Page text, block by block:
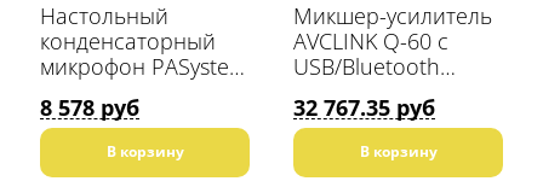
Настольный
конденсаторный
микрофон PASystem
В корзину
8 578 руб
Микшер-усилитель
AVCLINK Q-60 с
USB/Bluetooth
плеером Мощность
(100В): 1 x 60 Вт.
Мощность (4 Ом): 1
x 60 Вт.
В корзину
32 767.35 руб